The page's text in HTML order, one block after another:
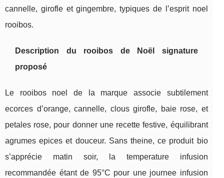
cannelle, girofle et gingembre, typiques de l’esprit noel
rooibos.
Description du rooibos de Noël signature
proposé
Le rooibos noel de la marque associe subtilement
ecorces d’orange, cannelle, clous girofle, baie rose, et
petales rose, pour donner une recette festive, équilibrant
agrumes epices et douceur. Sans theine, ce produit bio
s’apprécie matin soir, la temperature infusion
recommandée étant de 95°C pour une journee infusion